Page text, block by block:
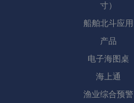
寸）
船舶北斗应用
产品
电子海图桌
海上通
渔业综合预警